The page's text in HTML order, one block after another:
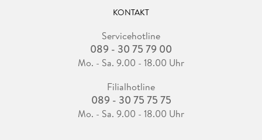
KONTAKT
Servicehotline
089 - 30 75 79 00
Mo. - Sa. 9.00 - 18.00 Uhr
Filialhotline
089 - 30 75 75 75
Mo. - Sa. 9.00 - 18.00 Uhr